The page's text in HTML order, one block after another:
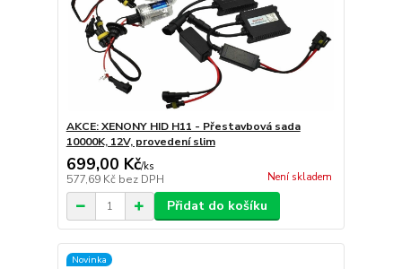
AKCE: XENONY HID H11 - Přestavbová sada
10000K, 12V, provedení slim
699,00 Kč/ks
577,69 Kč bez DPH Není skladem
Přidat do košíku
Novinka